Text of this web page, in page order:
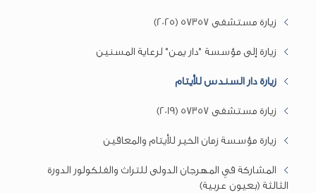
زيارة مستشفى 57357 (2025)
زيارة إلى مؤسسة "دار يمن" لرعاية المسنين
زيارة دار السندس للأيتام
زيارة مستشفى 57357 (2019)
زيارة مؤسسة زمان الخير للأيتام والمعاقين
المشاركة في المهرجان الدولى للتراث والفلكولور الدورة
الثالثة (بعيون عربية)